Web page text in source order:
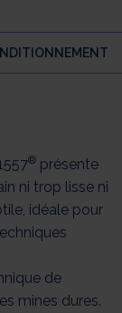
® présente
ni trop lisse ni
idéale pour
de
mines dures.